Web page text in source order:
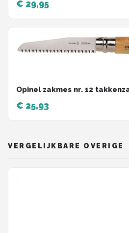
€ 29,95
Opinel zakmes nr. 12
€ 25,93
VERGELIJKBARE OVERIGE